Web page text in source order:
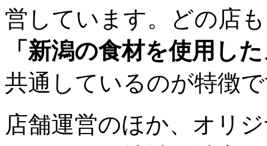
営しています。どの店
「新潟の食材を使用し
共通しているのが特徴
店舗運営のほか、オリ